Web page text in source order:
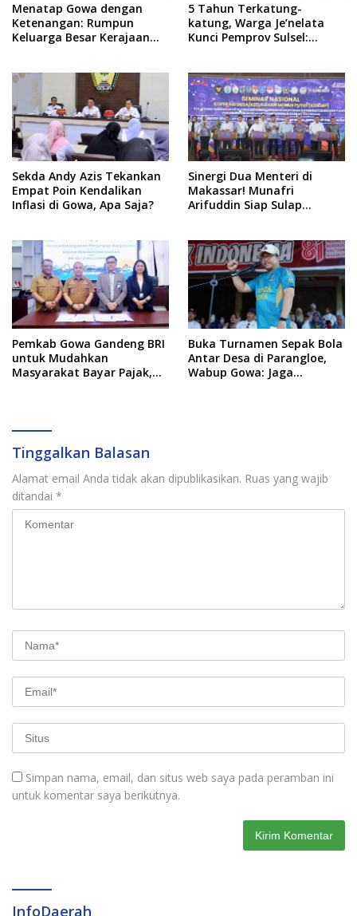
Menatap Gowa dengan
Ketenangan: Rumpun
Keluarga Besar Kerajaan
Jalur Musyawarah,
Ingatkan Soal Adat dan
Adab
5 Tahun Terkatung-
katung, Warga Je’nelata
Kunci Pemprov Sulsel:
Sekda Andy Azis Tekankan
Empat Poin Kendalikan
Inflasi di Gowa, Apa Saja?
Sinergi Dua Menteri di
Makassar! Munafri
Arifuddin Siap Sulap
Baru
Pemkab Gowa Gandeng BRI
untuk Mudahkan
Masyarakat Bayar Pajak,
Buka Turnamen Sepak Bola
Antar Desa di Parangloe,
Wabup Gowa: Jaga
Tinggalkan Balasan
Alamat email Anda tidak akan dipublikasikan. Ruas yang wajib
ditandai *
Simpan nama, email, dan situs web saya pada peramban ini
untuk komentar saya berikutnya.
InfoDaerah